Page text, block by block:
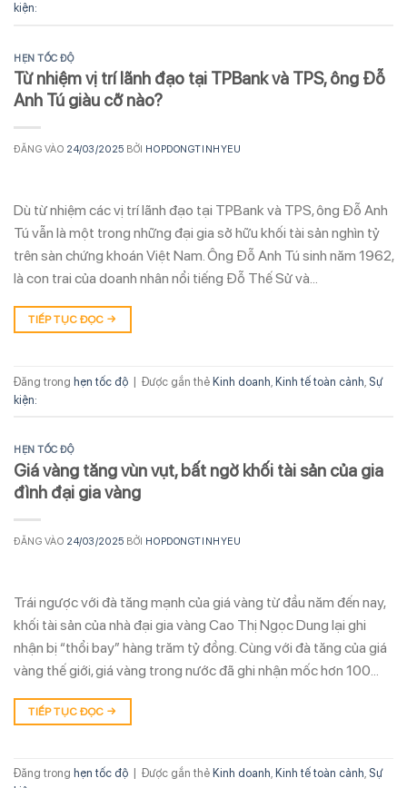
kiện:
HẸN TỐC ĐỘ
Từ nhiệm vị trí lãnh đạo tại TPBank và TPS, ông Đỗ
Anh Tú giàu cỡ nào?
ĐĂNG VÀO 24/03/2025 BỞI HOPDONGTINHYEU
Dù từ nhiệm các vị trí lãnh đạo tại TPBank và TPS, ông Đỗ Anh
Tú vẫn là một trong những đại gia sở hữu khối tài sản nghìn tỷ
trên sàn chứng khoán Việt Nam. Ông Đỗ Anh Tú sinh năm 1962,
là con trai của doanh nhân nổi tiếng Đỗ Thế Sử và…
TIẾP TỤC ĐỌC →
Đăng trong hẹn tốc độ | Được gắn thẻ Kinh doanh Kinh tế toàn cảnh Sự
kiện:
HẸN TỐC ĐỘ
Giá vàng tăng vùn vụt, bất ngờ khối tài sản của gia
đình đại gia vàng
ĐĂNG VÀO 24/03/2025 BỞI HOPDONGTINHYEU
Trái ngược với đà tăng mạnh của giá vàng từ đầu năm đến nay,
khối tài sản của nhà đại gia vàng Cao Thị Ngọc Dung lại ghi
nhận bị “thổi bay” hàng trăm tỷ đồng. Cùng với đà tăng của giá
vàng thế giới, giá vàng trong nước đã ghi nhận mốc hơn 100…
TIẾP TỤC ĐỌC →
Đăng trong hẹn tốc độ Được gắn thẻ Kinh doanh, Kinh tế toàn cảnh, Sự